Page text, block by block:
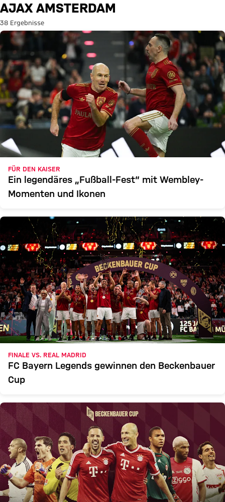
Suche: Ajax Amsterdam
AJAX AMSTERDAM
38 Ergebnisse
FÜR DEN KAISER
Ein legendäres „Fußball-Fest“ mit Wembley-
Momenten und Ikonen
FINALE VS. REAL MADRID
FC Bayern Legends gewinnen den Beckenbauer
Cup